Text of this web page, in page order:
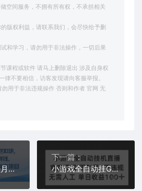
空间服务，不拥有所有权，不承担相关
版权利益，请联系我们，会尽快给予删
和学习，请勿用于非法操作，一切后果
课程或软件 请马上删除退出 涉及自身权
律不要相信，访客发现请向客服举报。
用于非法违规操作 否则和作者 官网 无
玄学私域新玩法月入1W+，最快当天就能变现看到米，小白新手适合入局做的副业项目
下一篇：
小游戏全自动挂G直播，官方授权 不违规不封号，无需人工单日收益1张+